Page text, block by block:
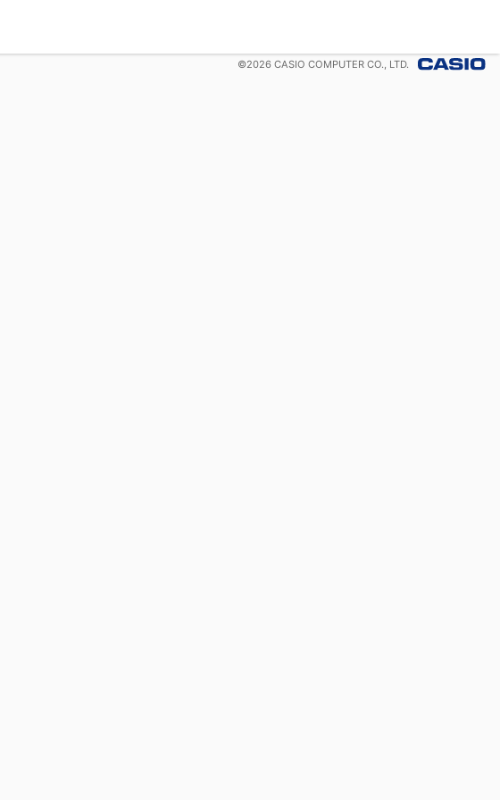
©2026 CASIO COMPUTER CO., LTD.